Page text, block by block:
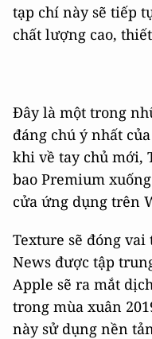
tạp chí này sẽ tiếp
chất lượng cao,
Đây là một trong
đáng chú ý nhất
khi về tay chủ mới,
bao Premium
cửa ứng dụng trên
Texture sẽ đóng
News được tập
Apple sẽ ra mắt
trong mùa xuân
này sử dụng nền